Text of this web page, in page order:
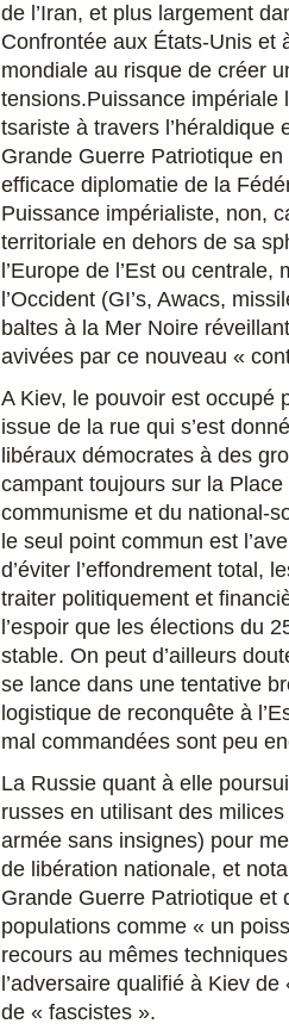
de l’Iran, et plus largement
Confrontée aux États-Unis et
mondiale au risque de créer
tensions.Puissance impériale
tsariste à travers
Grande Guerre Patriotique
efficace diplomatie de la
Puissance impérialiste, non,
territoriale en dehors de sa
l’Europe de l’Est ou
l’Occident (GI’s, Awacs,
baltes à la Mer Noire
avivées par ce nouveau «
A Kiev, le pouvoir est occupé
issue de la rue qui s’est
libéraux démocrates à des
campant toujours sur la
communisme et du national-
le seul point commun est
d’éviter l’effondrement total,
traiter politiquement et
l’espoir que les élections du
stable. On peut d’ailleurs
se lance dans une tentative
logistique de reconquête à
mal commandées sont peu
La Russie quant à elle
russes en utilisant des
armée sans insignes) pour
de libération nationale, et
Grande Guerre Patriotique et
populations comme « un
recours au mêmes
l’adversaire qualifié à Kiev
de « fascistes ».